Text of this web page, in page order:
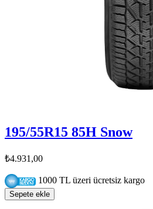
195/55R15 85H Snow
₺4.931,00
1000 TL üzeri ücretsiz kargo
Sepete ekle